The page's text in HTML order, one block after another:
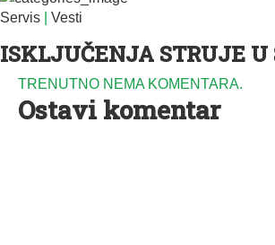
Servis Vesti
ISKLJUČENJA STRUJE U
TRENUTNO NEMA KOMENTARA.
Ostavi komentar